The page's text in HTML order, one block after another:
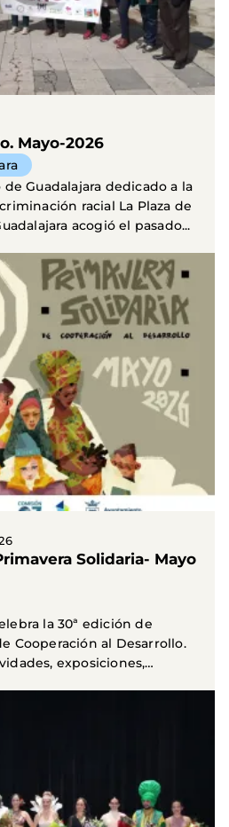
Mayo-2026
Guadalajara dedicado a la
racial La Plaza de
acogió el pasado...
Solidaria- Mayo
la 30ª edición de
Cooperación al Desarrollo.
exposiciones,